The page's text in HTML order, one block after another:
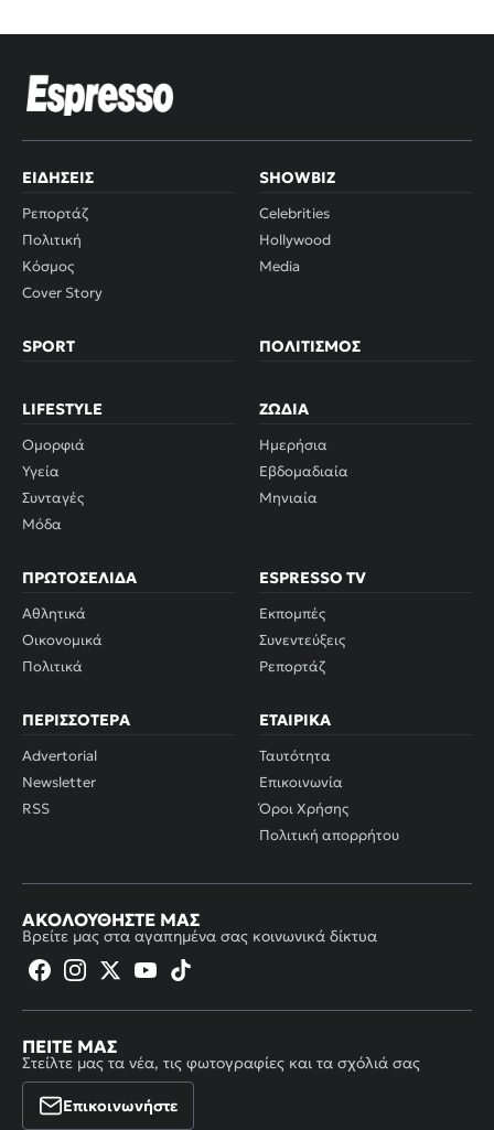
ΕΙΔΉΣΕΙΣ
Ρεπορτάζ
Πολιτική
Κόσμος
Cover Story
SHOWBIZ
Celebrities
Hollywood
Media
SPORT ΠΟΛΙΤΙΣΜΌΣ
LIFESTYLE
Ομορφιά
Υγεία
Συνταγές
Μόδα
ΖΏΔΙΑ
Ημερήσια
Εβδομαδιαία
Μηνιαία
ΠΡΩΤΟΣΈΛΙΔΑ
Αθλητικά
Οικονομικά
Πολιτικά
ESPRESSO TV
Εκπομπές
Συνεντεύξεις
Ρεπορτάζ
ΠΕΡΙΣΣΌΤΕΡΑ
Advertorial
Newsletter
RSS
ΕΤΑΙΡΙΚΆ
Ταυτότητα
Επικοινωνία
Όροι Χρήσης
Πολιτική απορρήτου
ΑΚΟΛΟΥΘΉΣΤΕ ΜΑΣ
Βρείτε μας στα αγαπημένα σας κοινωνικά δίκτυα
ΠΕΊΤΕ ΜΑΣ
Στείλτε μας τα νέα, τις φωτογραφίες και τα σχόλιά σας
Επικοινωνήστε